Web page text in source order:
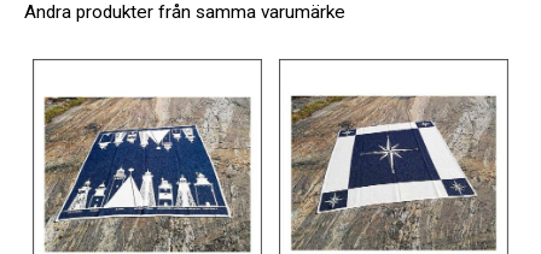
Andra produkter från samma varumärke